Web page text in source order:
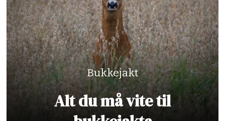
Bukkejakt
Alt du må vite til